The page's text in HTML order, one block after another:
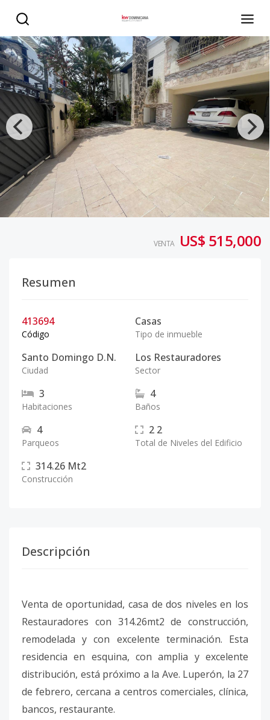
VENTA US$ 515,000
Resumen
413694
Código
Casas
Tipo de inmueble
Santo Domingo D.N.
Ciudad
Los Restauradores
Sector
3
Habitaciones
4
Baños
4
Parqueos
2 2
Total de Niveles del Edificio
314.26 Mt2
Construcción
Descripción
Venta de oportunidad, casa de dos niveles en los
Restauradores con 314.26mt2 de construcción,
remodelada y con excelente terminación. Esta
residencia en esquina, con amplia y excelente
distribución, está próximo a la Ave. Luperón, la 27
de febrero, cercana a centros comerciales, clínica,
bancos, restaurante.